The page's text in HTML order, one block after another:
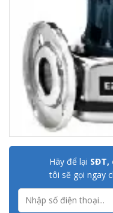
Hãy để lại
tôi sẽ gọi ngay